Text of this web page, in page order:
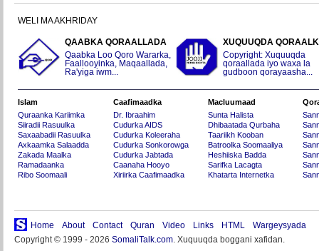
WELI MA AKHRIDAY
QAABKA QORAALLADA
Qaabka Loo Qoro Wararka,
Faallooyinka, Maqaallada,
Ra'yiga iwm...
XUQUUQDA
Copyright: Xuquuqda
qoraallada iyo waxa la
gudboon qorayaasha...
Islam
Quraanka Kariimka
Siiradii Rasuulka
Saxaabadii Rasuulka
Axkaamka Salaadda
Zakada Maalka
Ramadaanka
Ribo Soomaali
Caafimaadka
Dr. Ibraahim
Cudurka AIDS
Cudurka Koleeraha
Cudurka Sonkorowga
Cudurka Jabtada
Caanaha Hooyo
Xiriirka Caafimaadka
Macluumaad
Sunta Halista
Dhibaatada Qurbaha
Taariikh Kooban
Batroolka Soomaaliya
Heshiiska Badda
Sarifka Lacagta
Khatarta Internetka
Home About Contact Quran Video Links HTML
Wargeysyada
Copyright © 1999 - 2026 SomaliTalk.com. Xuquuqda boggani xafidan.